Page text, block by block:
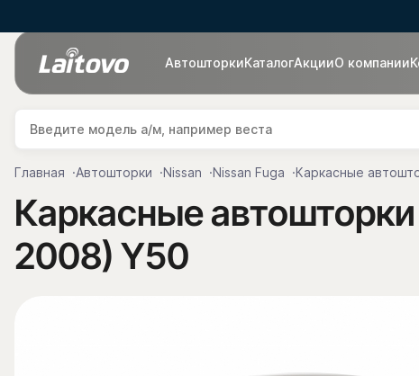
АвтошторкиКаталогАкцииО компании
Главная Автошторки Nissan Nissan Fuga Каркасные
Каркасные
2008) Y50